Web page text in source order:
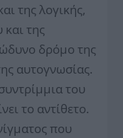
της λογικής,
της
δρόμο της
αυτογνωσίας.
του
το αντίθετο.
που